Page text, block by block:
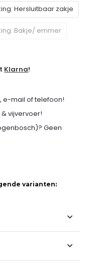
Hersluitbaar zakje
Bakje/ emmer
Klarna!
e-mail of telefoon!
vijvervoer!
Geen
varianten: